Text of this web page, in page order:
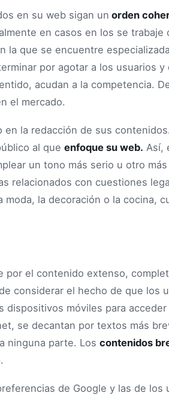
en su web sigan un orden
en casos en los se trabaje
la que se encuentre
por agotar a los usuarios y
acudan a la competencia.
el mercado.
la redacción de sus
al que enfoque su web. Así,
un tono más serio u otro
relacionados con cuestiones
la decoración o la cocina,
por el contenido extenso,
considerar el hecho de que los
dispositivos móviles para acceder
se decantan por textos más
ninguna parte. Los contenidos
de Google y las de los